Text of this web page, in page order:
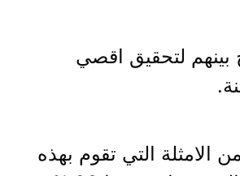
بينهم لتحقيق اقصي
الامثلة التي تقوم بهذه